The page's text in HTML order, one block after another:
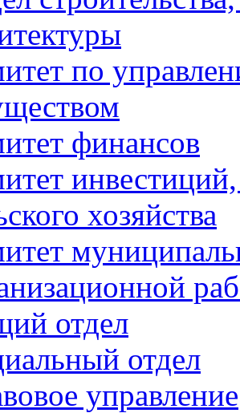
по
финансов
хозяйства
отдел
отдел
управление